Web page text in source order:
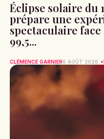
Éclipse solaire du
prépare une
spectaculaire
99,5...
CLÉMENCE GARNIER6 AOÛT 2026